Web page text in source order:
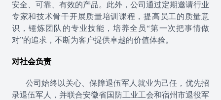
安全、可靠、有效的产品。此外，公司通过定期邀请行业
专家和技术骨干开展质量培训课程，提高员工的质量意
识，锤炼团队的专业技能，培养全员“第一次把事情做
对”的追求，不断为客户提供卓越的价值体验。
对社会负责
公司始终以关心、保障退伍军人就业为己任，优先招
录退伍军人，并联合安徽省国防工业工会和宿州市退役军